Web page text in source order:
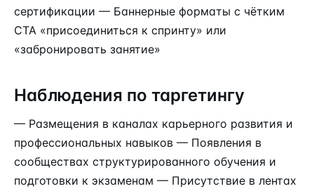
сертификации — Баннерные форматы с чётким
CTA «присоединиться к спринту» или
«забронировать занятие»
Наблюдения по таргетингу
— Размещения в каналах карьерного развития и
профессиональных навыков — Появления в
сообществах структурированного обучения и
подготовки к экзаменам — Присутствие в лентах